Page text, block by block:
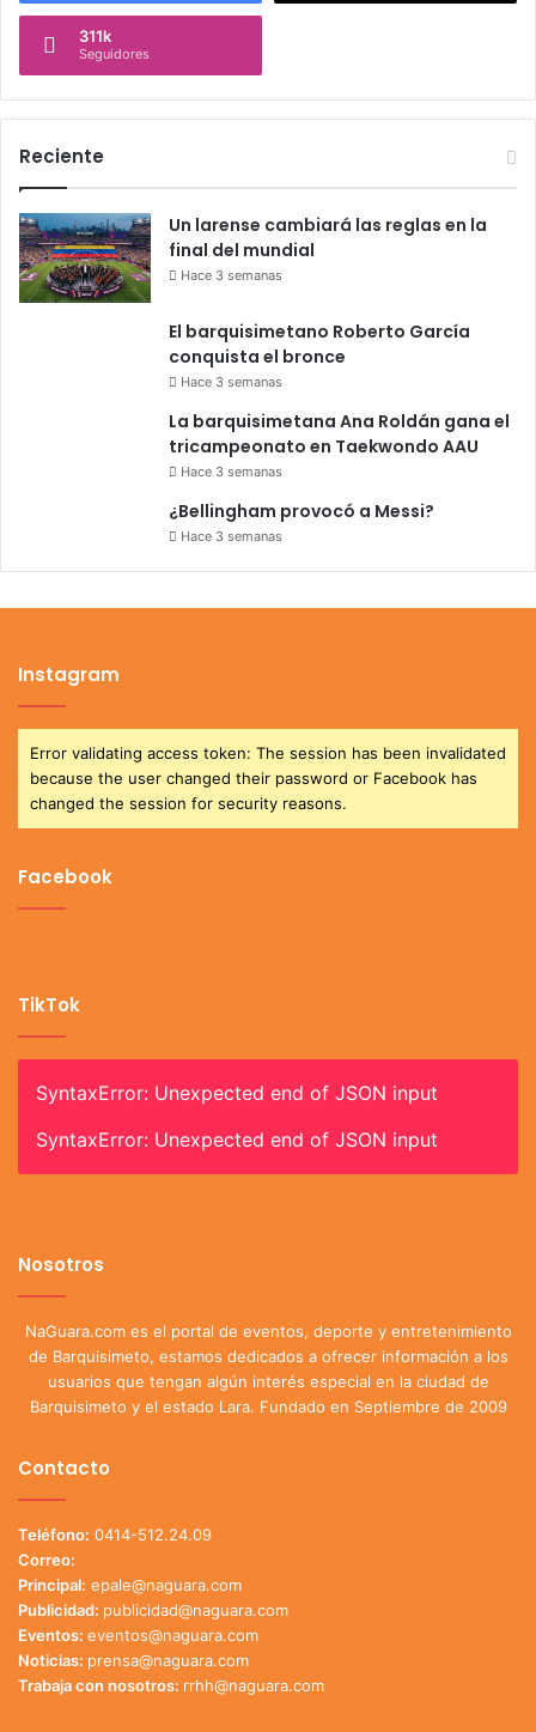
311k
Seguidores
Reciente
Un larense cambiará las reglas en la
final del mundial
Hace 3 semanas
El barquisimetano Roberto García
conquista el bronce
Hace 3 semanas
La barquisimetana Ana Roldán gana el
tricampeonato en Taekwondo AAU
Hace 3 semanas
¿Bellingham provocó a Messi?
Hace 3 semanas
Instagram
Error validating access token: The session has been invalidated
because the user changed their password or Facebook has
changed the session for security reasons.
Facebook
TikTok
SyntaxError: Unexpected end of JSON input
SyntaxError: Unexpected end of JSON input
Nosotros
NaGuara.com es el portal de eventos, deporte y entretenimiento
de Barquisimeto, estamos dedicados a ofrecer información a los
usuarios que tengan algún interés especial en la ciudad de
Barquisimeto y el estado Lara. Fundado en Septiembre de 2009
Contacto
Teléfono: 0414-512.24.09
Correo:
Principal: epale@naguara.com
Publicidad: publicidad@naguara.com
Eventos: eventos@naguara.com
Noticias: prensa@naguara.com
Trabaja con nosotros: rrhh@naguara.com